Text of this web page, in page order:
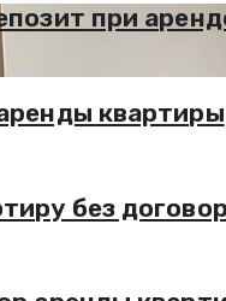
при
квартиры
без